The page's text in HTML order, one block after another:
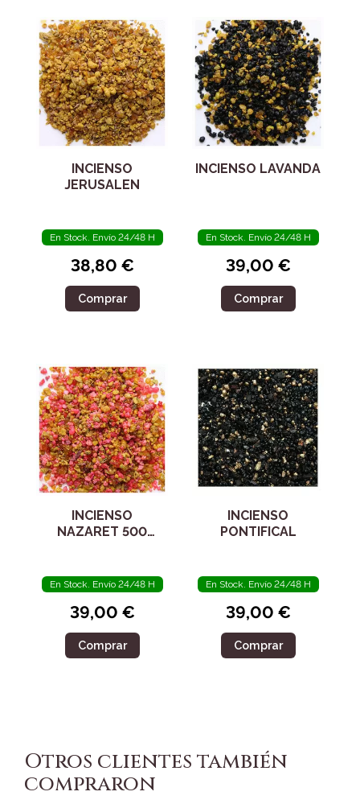
INCIENSO
JERUSALEN
En Stock. Envío 24/48 H
38,80 €
Comprar
INCIENSO LAVANDA
En Stock. Envío 24/48 H
39,00 €
Comprar
INCIENSO
NAZARET 500
En Stock. Envío 24/48 H
39,00 €
Comprar
INCIENSO
PONTIFICAL
En Stock. Envío 24/48 H
39,00 €
Comprar
Otros clientes también
compraron